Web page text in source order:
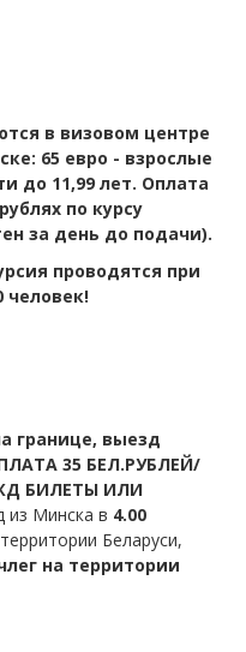
в визовом центре
65 евро - взрослые
до 11,99 лет. Оплата
по курсу
за день до подачи).
проводятся при
человек!
границе, выезд
35 БЕЛ.РУБЛЕЙ/
БИЛЕТЫ ИЛИ
из Минска в 4.00
Беларуси,
на территории